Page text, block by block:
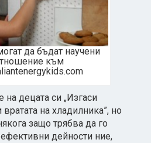
да бъдат научени
към
на децата си „Изгаси
на хладилника”, но
защо трябва да го
дейности ние,